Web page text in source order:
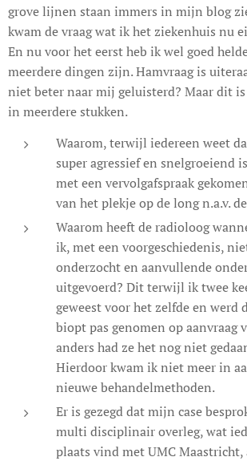
grove lijnen staan immers in mijn blog
kwam de vraag wat ik het ziekenhuis nu
En nu voor het eerst heb ik wel goed
meerdere dingen zijn. Hamvraag is
niet beter naar mij geluisterd? Maar dit
in meerdere stukken.
Waarom, terwijl iedereen weet
super agressief en snelgroeiend
met een vervolgafspraak
van het plekje op de long n.a.v.
Waarom heeft de radioloog
ik, met een voorgeschiedenis,
onderzocht en aanvullende
uitgevoerd? Dit terwijl ik twee
geweest voor het zelfde en werd
biopt pas genomen op aanvraag
anders had ze het nog niet
Hierdoor kwam ik niet meer in
nieuwe behandelmethoden.
Er is gezegd dat mijn case
multi disciplinair overleg, wat
plaats vind met UMC Maastricht,